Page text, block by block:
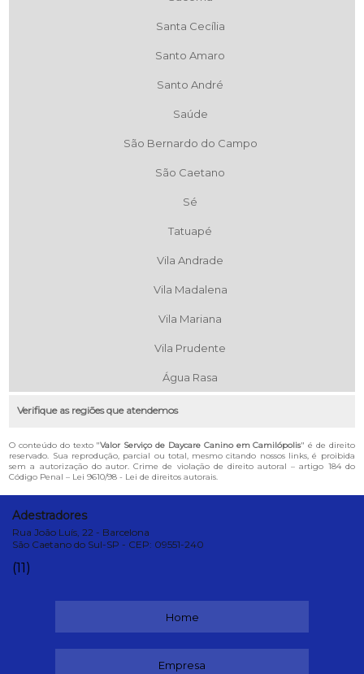
Santa Cecília
Santo Amaro
Santo André
Saúde
São Bernardo do Campo
São Caetano
Sé
Tatuapé
Vila Andrade
Vila Madalena
Vila Mariana
Vila Prudente
Água Rasa
Verifique as regiões que atendemos
O conteúdo do texto "Valor Serviço de Daycare Canino em Camilópolis" é de direito
reservado. Sua reprodução, parcial ou total, mesmo citando nossos links, é proibida
sem a autorização do autor. Crime de violação de direito autoral – artigo 184 do
Código Penal – Lei 9610/98 - Lei de direitos autorais.
Adestradores
Rua João Luís, 22 - Barcelona
São Caetano do Sul-SP - CEP: 09551-240
(11)
Home
Empresa